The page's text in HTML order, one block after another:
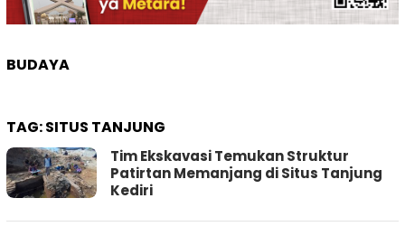
BUDAYA
TAG:SITUS TANJUNG
Tim Ekskavasi Temukan Struktur
Patirtan Memanjang di Situs Tanjung
Kediri